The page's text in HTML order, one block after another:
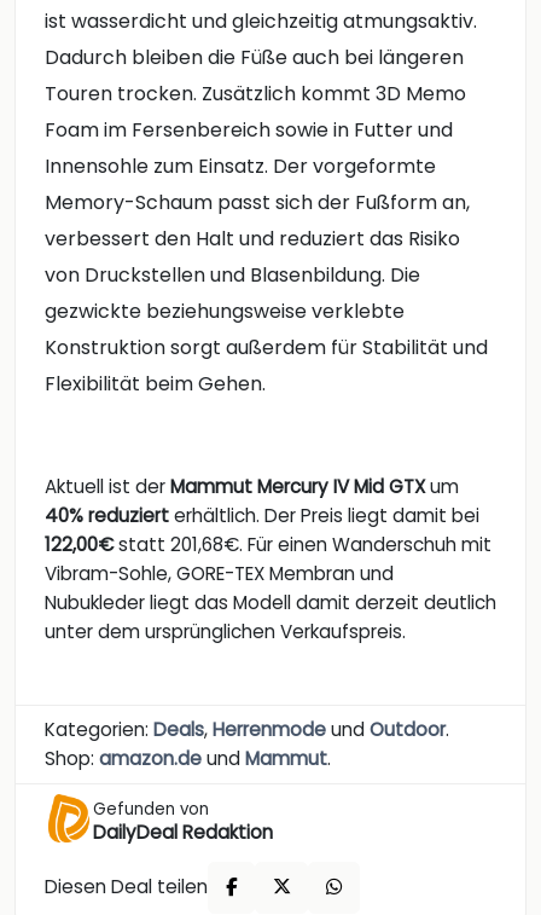
ist wasserdicht und gleichzeitig atmungsaktiv.
Dadurch bleiben die Füße auch bei längeren
Touren trocken. Zusätzlich kommt 3D Memo
Foam im Fersenbereich sowie in Futter und
Innensohle zum Einsatz. Der vorgeformte
Memory-Schaum passt sich der Fußform an,
verbessert den Halt und reduziert das Risiko
von Druckstellen und Blasenbildung. Die
gezwickte beziehungsweise verklebte
Konstruktion sorgt außerdem für Stabilität und
Flexibilität beim Gehen.
Aktuell ist derMammut Mercury IV Mid GTXum
40% reduzierterhältlich. Der Preis liegt damit bei
122,00€statt 201,68€. Für einen Wanderschuh mit
Vibram-Sohle, GORE-TEX Membran und
Nubukleder liegt das Modell damit derzeit deutlich
unter dem ursprünglichen Verkaufspreis.
Kategorien: Deals,HerrenmodeundOutdoor.
Shop: amazon.deundMammut.
Gefunden von
DailyDeal Redaktion
Diesen Deal teilen